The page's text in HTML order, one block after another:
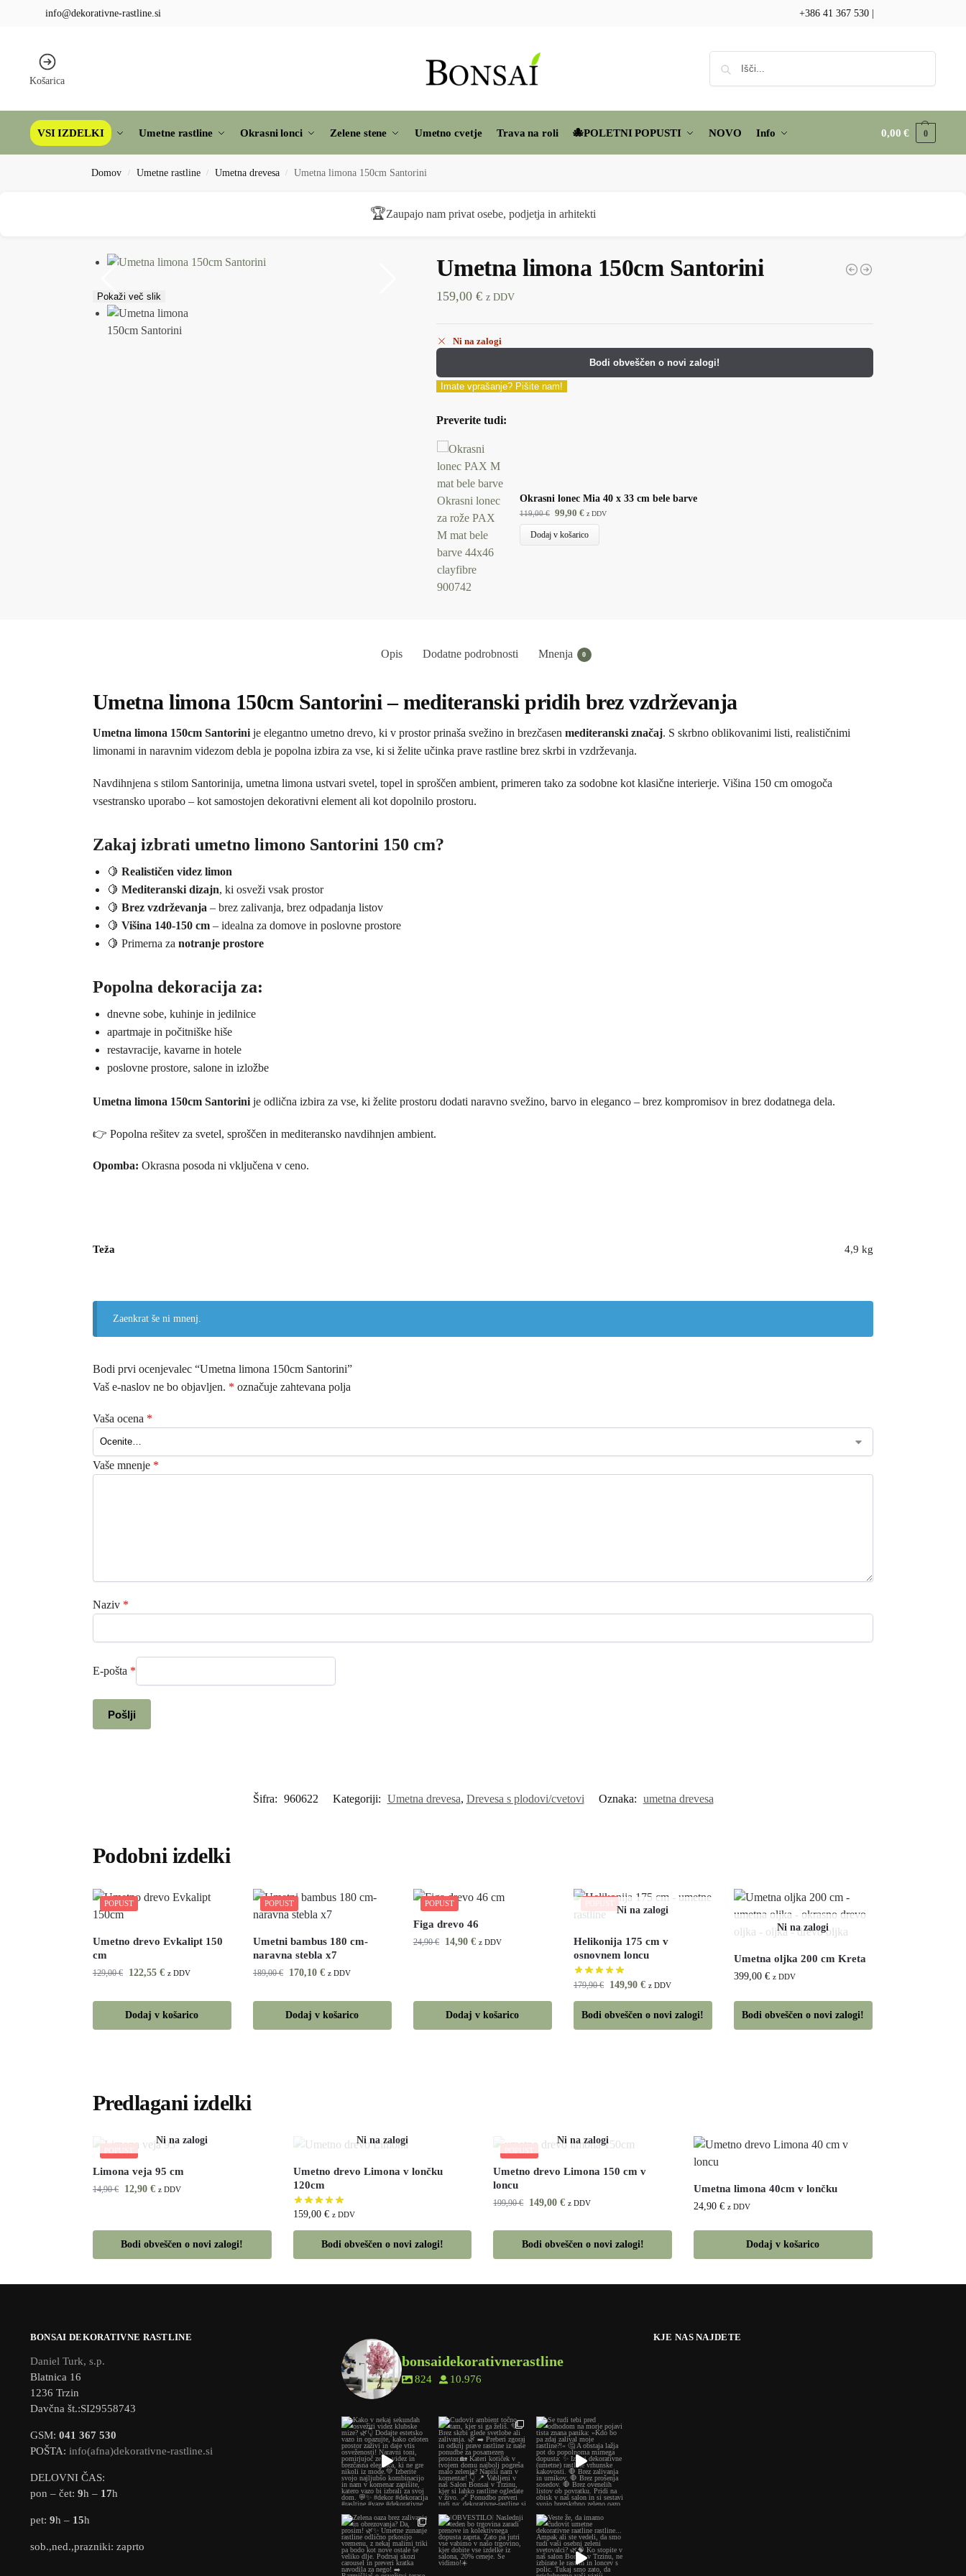
info@dekorativne-rastline.si +386 41 367 530
Košarica
VSI IZDELKI Umetne rastline Okrasni lonci Zelene stene Umetno cvetje Trava na roli 🐙POLETNI POPUSTI NOVO Info 0,00€ 0
Domov / Umetne rastline / Umetna drevesa / Umetna limona 150cm Santorini
🏆Zaupajo nam privat osebe, podjetja in arhitekti
Pokaži več slik
Umetna limona 150cm Santorini
159,00 € z DDV
Ni na zalogi
Bodi obveščen o novi zalogi!
Imate vprašanje? Pišite nam!
Preverite tudi:
Okrasni lonec Mia 40 x 33 cm bele barve
119,00€ 99,90 € z DDV
Dodaj v košarico
Opis Dodatne podrobnosti Mnenja 0
Umetna limona 150cm Santorini – mediteranski pridih brez vzdrževanja
Umetna limona 150cm Santorini je elegantno umetno drevo, ki v prostor prinaša svežino in brezčasen mediteranski značaj. S skrbno oblikovanimi listi, realističnimi
limonami in naravnim videzom debla je popolna izbira za vse, ki si želite učinka prave rastline brez skrbi in vzdrževanja.
Navdihnjena s stilom Santorinija, umetna limona ustvari svetel, topel in sproščen ambient, primeren tako za sodobne kot klasične interierje. Višina 150 cm omogoča
vsestransko uporabo – kot samostojen dekorativni element ali kot dopolnilo prostoru.
Zakaj izbrati umetno limono Santorini 150 cm?
🍋 Realističen videz limon
🍋 Mediteranski dizajn, ki osveži vsak prostor
🍋 Brez vzdrževanja – brez zalivanja, brez odpadanja listov
🍋 Višina 140-150 cm– idealna za domove in poslovne prostore
🍋 Primerna za notranje prostore
Popolna dekoracija za:
dnevne sobe, kuhinje in jedilnice
apartmaje in počitniške hiše
restavracije, kavarne in hotele
poslovne prostore, salone in izložbe
Umetna limona 150cm Santorini je odlična izbira za vse, ki želite prostoru dodati naravno svežino, barvo in eleganco – brez kompromisov in brez dodatnega dela.
👉 Popolna rešitev za svetel, sproščen in mediteransko navdihnjen ambient.
Opomba: Okrasna posoda ni vključena v ceno.
Teža 4,9 kg
Zaenkrat še ni mnenj.
Bodi prvi ocenjevalec “Umetna limona 150cm Santorini”
Vaš e-naslov ne bo objavljen. * označuje zahtevana polja
Vaša ocena *
Vaše mnenje *
Naziv *
E-pošta *
Šifra: 960622 Kategoriji: Umetna drevesa, Drevesa s plodovi/cvetovi Oznaka: umetna drevesa
Podobni izdelki
POPUST
Umetno drevo Evkalipt 150
cm
129,00€ 122,55 € z DDV
Dodaj v košarico
POPUST
Umetni bambus 180 cm-
naravna stebla x7
189,00€ 170,10 € z DDV
Dodaj v košarico
POPUST
Figa drevo 46
24,90€ 14,90 € z DDV
Dodaj v košarico
POPUST
Helikonija 175 cm v
osnovnem loncu
179,90€ 149,90 € z DDV
Bodi obveščen o novi zalogi!
Umetna oljka 200 cm Kreta
399,00 € z DDV
Bodi obveščen o novi zalogi!
Predlagani izdelki
POPUST
Limona veja 95 cm
14,90€ 12,90 € z DDV
Bodi obveščen o novi zalogi!
Umetno drevo Limona v lončku
120cm
159,00 € z DDV
Bodi obveščen o novi zalogi!
POPUST
Umetno drevo Limona 150 cm v
loncu
199,90€ 149,00€ z DDV
Bodi obveščen o novi zalogi!
Umetna limona 40cm v lončku
24,90€ z DDV
Dodaj v košarico
BONSAI DEKORATIVNE RASTLINE
Daniel Turk, s.p.
Blatnica 16
1236 Trzin
Davčna št.:SI29558743
GSM: 041 367 530
POŠTA: info(afna)dekorativne-rastline.si
DELOVNI ČAS:
pon – čet: 9h – 17h
pet: 9h – 15h
sob.,ned.,prazniki: zaprto
bonsaidekorativnerastline
824 10.976
KJE NAS NAJDETE